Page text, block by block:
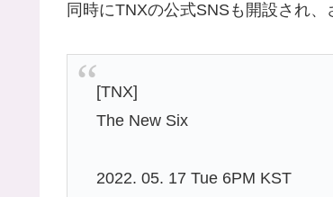
同時にTNXの公式SNSも開設され
[TNX]
The New Six
2022. 05. 17 Tue 6PM KST